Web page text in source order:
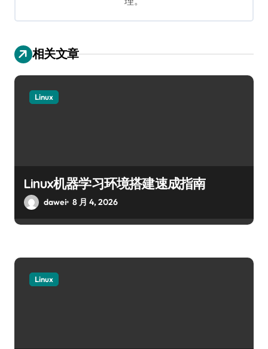
相关文章
Linux
Linux机器学习环境搭建速成指南
dawei 8 月 4, 2026
Linux